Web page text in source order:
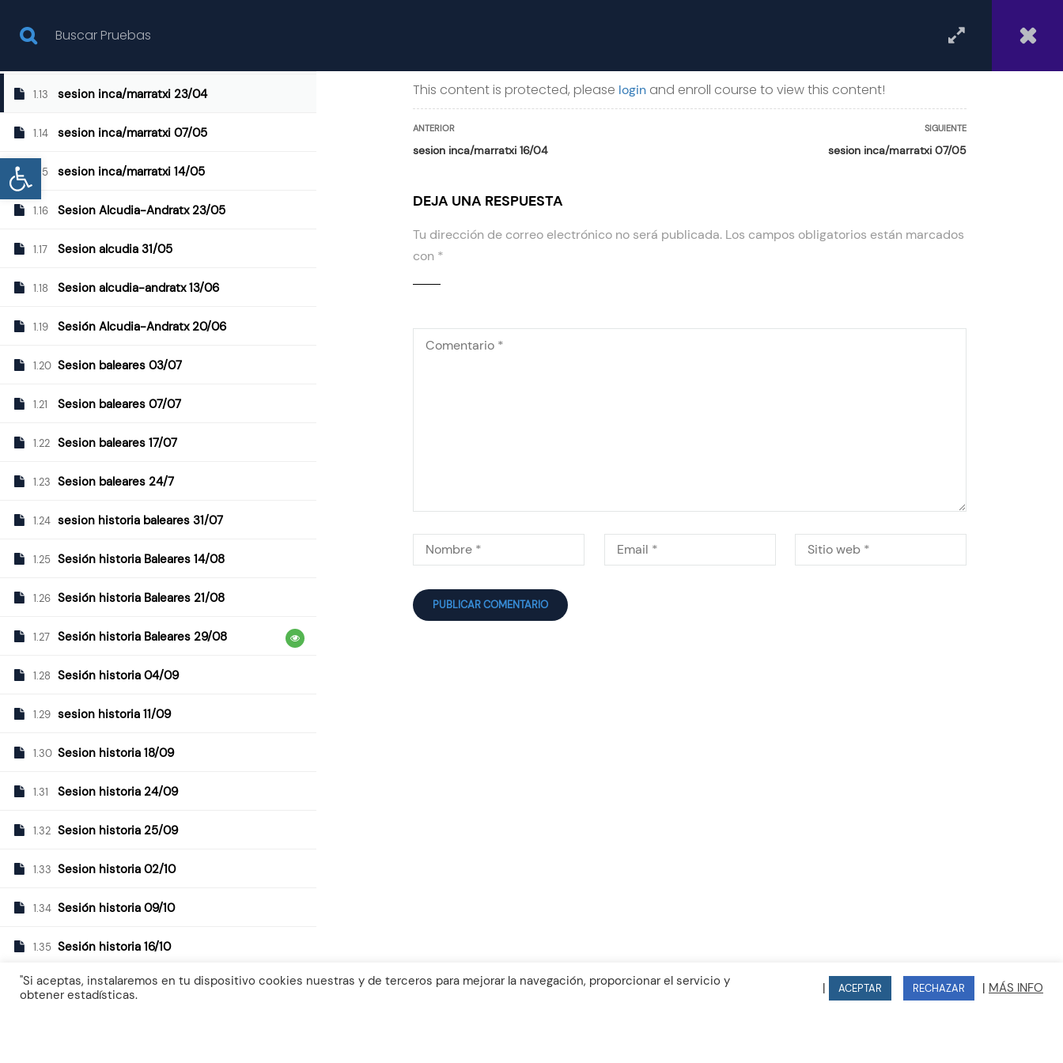
Abrir barra de herramientas
NOSOTROS PRUEBAS NORMATIVA CONTACTO TARIFAS NUEVA AULA VIRTUAL AULA VIRTUAL ENTRAR
GRUPOS
Inicio Todas las pruebas
1.13 sesion inca/marratxi 23/04
1.14 sesion inca/marratxi 07/05
1.15 sesion inca/marratxi 14/05
1.16 Sesion Alcudia-Andratx 23/05
1.17 Sesion alcudia 31/05
1.18 Sesion alcudia-andratx 13/06
1.19 Sesión Alcudia-Andratx 20/06
1.20 Sesion baleares 03/07
1.21 Sesion baleares 07/07
1.22 Sesion baleares 17/07
1.23 Sesion baleares 24/7
1.24 sesion historia baleares 31/07
1.25 Sesión historia Baleares 14/08
1.26 Sesión historia Baleares 21/08
1.27 Sesión historia Baleares 29/08
1.28 Sesión historia 04/09
1.29 sesion historia 11/09
1.30 Sesion historia 18/09
1.31 Sesion historia 24/09
1.32 Sesion historia 25/09
1.33 Sesion historia 02/10
1.34 Sesión historia 09/10
1.35 Sesión historia 16/10
1.36 Sesión historia 23/10
This content is protected, please login and enroll course to view this content!
ANTERIOR
sesion inca/marratxi 16/04
SIGUIENTE
sesion inca/marratxi 07/05
DEJA UNA RESPUESTA
Tu dirección de correo electrónico no será publicada. Los campos obligatorios están marcados
con *
"Si aceptas, instalaremos en tu dispositivo cookies nuestras y de terceros para mejorar la navegación, proporcionar el servicio y
obtener estadísticas.
| ACEPTAR RECHAZAR | MÁS INFO